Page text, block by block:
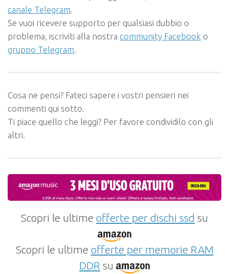
canale Telegram.
Se vuoi ricevere supporto per qualsiasi dubbio o
problema, iscriviti alla nostra community Facebook o
gruppo Telegram.
Cosa ne pensi? Fateci sapere i vostri pensieri nei
commenti qui sotto.
Ti piace quello che leggi? Per favore condividilo con gli
altri.
Scopri le ultime offerte per dischi ssd su
Scopri le ultime offerte per memorie RAM
DDR su